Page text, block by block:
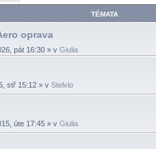
TÉMATA
oprava
pát 16:30 » v Giulia
stř 15:12 » v Stelvio
úte 17:45 » v Giulia